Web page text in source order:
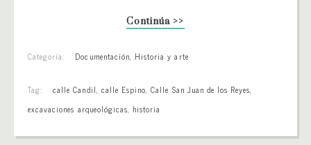
Continúa >>
Categoría: Documentación, Historia y arte
Tag: calle Candil, calle Espino,Calle San Juan de los Reyes,
excavaciones arqueológicas, historia